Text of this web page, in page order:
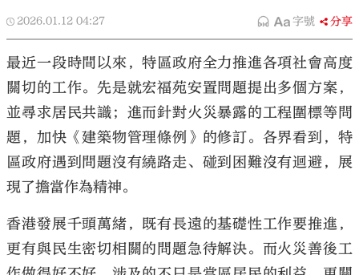
2026.01.12 04:27 字號 分享
最近一段時間以來，特區政府全力推進各項社會高度
關切的工作。先是就宏福苑安置問題提出多個方案，
並尋求居民共識；進而針對火災暴露的工程圍標等問
題，加快《建築物管理條例》的修訂。各界看到，特
區政府遇到問題沒有繞路走、碰到困難沒有迴避，展
現了擔當作為精神。
香港發展千頭萬緒，既有長遠的基礎性工作要推進，
更有與民生密切相關的問題急待解決。而火災善後工